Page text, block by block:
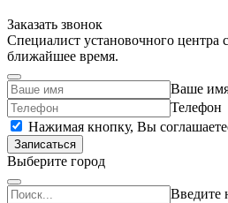
Заказать звонок
Специалист установочного центра
ближайшее время.
Ваше
Телефон
Нажимая кнопку, Вы
Записаться
Выберите город
Введите